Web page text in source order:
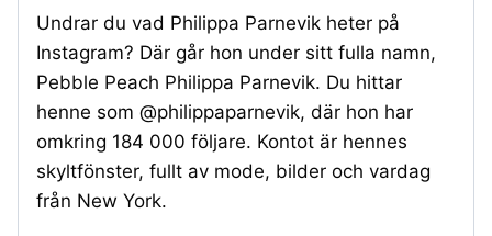
Undrar du vad Philippa Parnevik heter på
Instagram? Där går hon under sitt fulla namn,
Pebble Peach Philippa Parnevik. Du hittar
henne som @philippaparnevik, där hon har
omkring 184 000 följare. Kontot är hennes
skyltfönster, fullt av mode, bilder och vardag
från New York.